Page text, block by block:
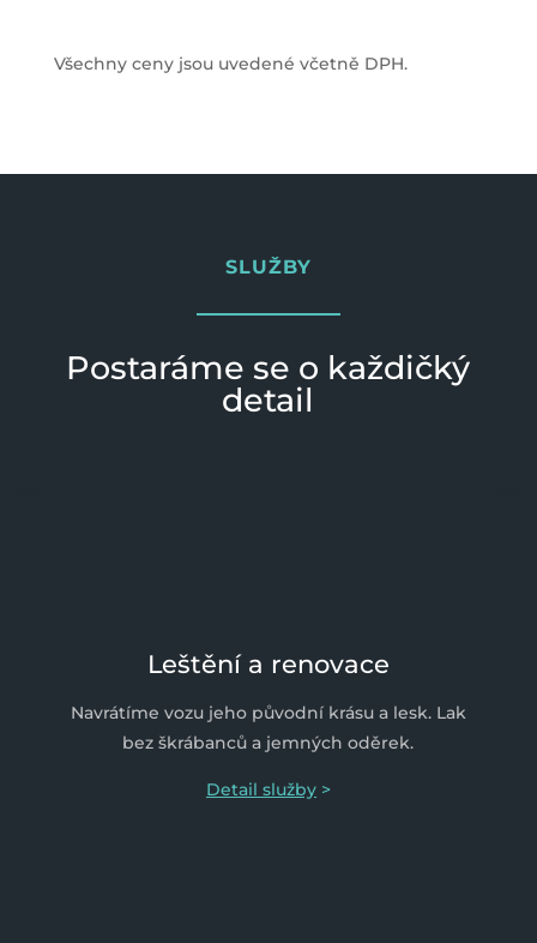
Všechny ceny jsou uvedené včetně DPH.
SLUŽBY
Postaráme se o každičký
detail
Leštění a renovace
Navrátíme vozu jeho původní krásu a lesk. Lak
bez škrábanců a jemných oděrek.
Detail služby>